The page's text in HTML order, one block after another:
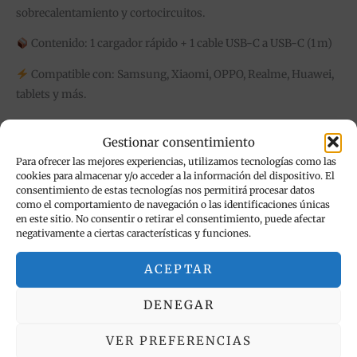
Gestionar consentimiento
Para ofrecer las mejores experiencias, utilizamos tecnologías como las
cookies para almacenar y/o acceder a la información del dispositivo. El
consentimiento de estas tecnologías nos permitirá procesar datos
como el comportamiento de navegación o las identificaciones únicas
en este sitio. No consentir o retirar el consentimiento, puede afectar
negativamente a ciertas características y funciones.
ACEPTAR
DENEGAR
VER PREFERENCIAS
sobrecalentamiento y cortocircuitos.
Contenido: 1 cargador rápido + 1 cable USB-C a USB-C (1 m)
Compatible con: Samsung, Xiaomi, OPPO, Realme, Huawei,
tablets y más.
Productos relacionados